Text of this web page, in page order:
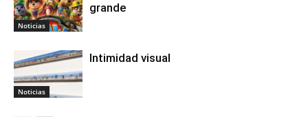
Noticias
grande
Noticias
Intimidad visual